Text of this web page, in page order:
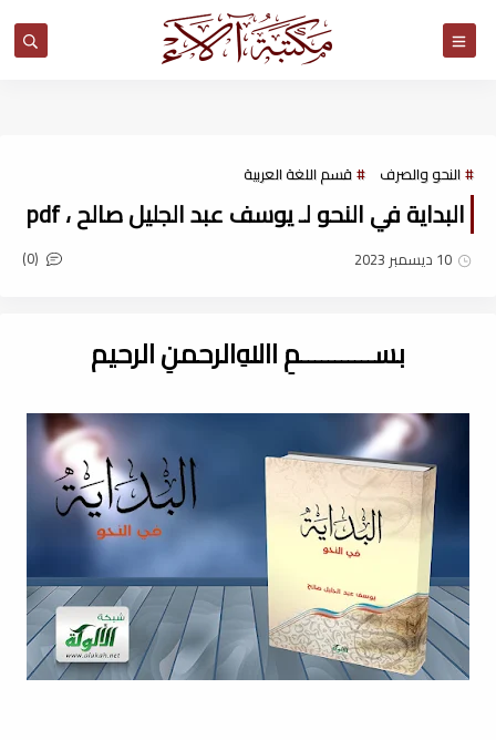
النحو والصرف قسم اللغة العربية
البداية في النحو لـ يوسف عبد الجليل صالح ، pdf
10 ديسمبر 2023 (0)
بســـــــــــمِ اﷲِالرحمنِ الرحيم